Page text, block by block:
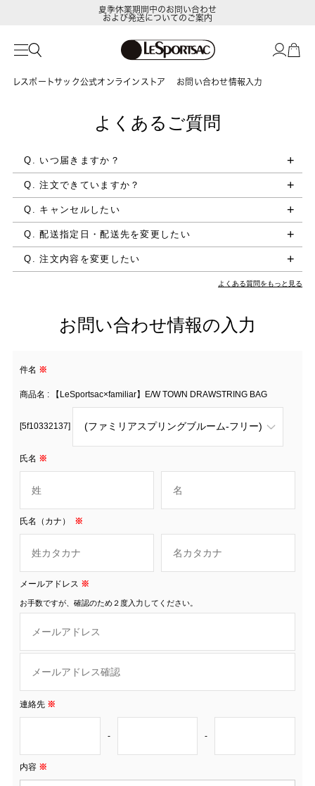
夏季休業期間中のお問い合わせ
および発送についてのご案内
レスポートサック公式オンラインストア お問い合わせ情報入力
よくあるご質問
Q. いつ届きますか？
Q. 注文できていますか？
Q. キャンセルしたい
Q. 配送指定日・配送先を変更したい
Q. 注文内容を変更したい
よくある質問をもっと見る
お問い合わせ情報の入力
件名 ※
商品名 : 【LeSportsac×familiar】E/W TOWN DRAWSTRING BAG
[5f10332137]
氏名 ※
氏名（カナ） ※
メールアドレス ※
お手数ですが、確認のため２度入力してください。
連絡先 ※
- -
内容 ※